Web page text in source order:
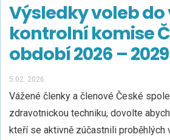
Výsledky voleb
kontrolní komise
období 2026 – 2029
5.02. 2026
Vážené členky a členové České
zdravotnickou techniku, dovolte
kteří se aktivně zúčastnili proběhlých